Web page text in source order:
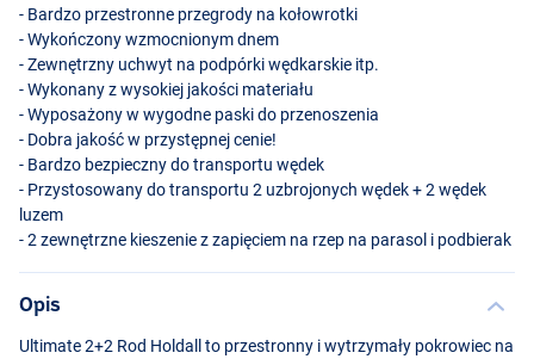
- Bardzo przestronne przegrody na kołowrotki
- Wykończony wzmocnionym dnem
- Zewnętrzny uchwyt na podpórki wędkarskie itp.
- Wykonany z wysokiej jakości materiału
- Wyposażony w wygodne paski do przenoszenia
- Dobra jakość w przystępnej cenie!
- Bardzo bezpieczny do transportu wędek
- Przystosowany do transportu 2 uzbrojonych wędek + 2 wędek
luzem
- 2 zewnętrzne kieszenie z zapięciem na rzep na parasol i podbierak
Opis
Ultimate 2+2 Rod Holdall to przestronny i wytrzymały pokrowiec na